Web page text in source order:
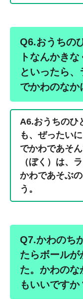
Q6.おうちの
トなんかき
といったら
でかわのなか
A6.おうちのひ
も、ぜったい
でかわであそ
（ぼく）は、
かわであそぶ
う。
Q7.かわのち
たらボールが
た。かわのな
もいいですか